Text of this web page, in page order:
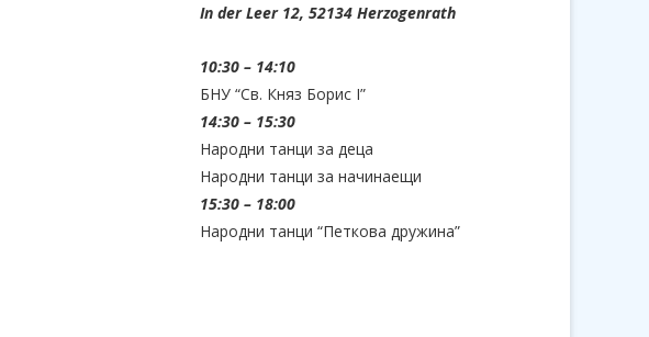
In der Leer 12, 52134 Herzogenrath
10:30 – 14:10
БНУ “Св. Княз Борис I”
14:30 – 15:30
Народни танци за деца
Народни танци за начинаещи
15:30 – 18:00
Народни танци “Петкова дружина”